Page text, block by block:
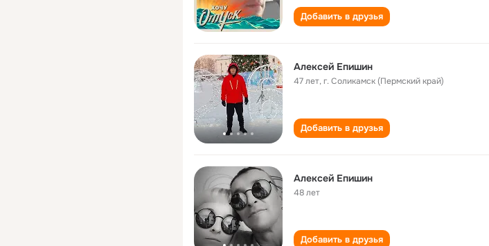
Добавить в друзья
Алексей Епишин
47 лет,г. Соликамск (Пермский край)
Добавить в друзья
Алексей Епишин
48 лет
Добавить в друзья